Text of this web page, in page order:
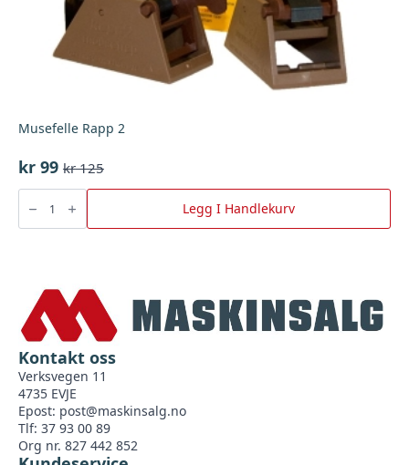
Musefelle Rapp 2
kr125
Opprinnelig
pris
var:
kr 125.
kr 99
Nåværende
pris
er:
kr 99.
Musefelle
antall
Legg I Handlekurv
Kontakt oss
Verksvegen 11
4735 EVJE
Epost: post@maskinsalg.no
Tlf: 37 93 00 89
Org nr. 827 442 852